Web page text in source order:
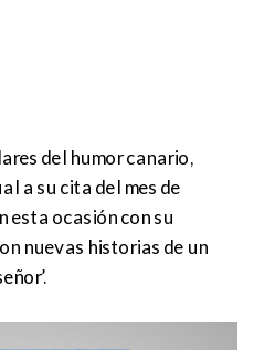
del humor canario,
a su cita del mes de
esta ocasión con su
nuevas historias de un